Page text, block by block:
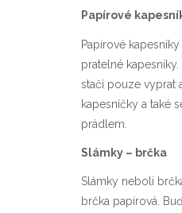
Papírové
Papírové
pratelné
stačí pouze vyprat
kapesníčky a také
prádlem.
Slámky – brčka
Slámky neboli
brčka papírová.